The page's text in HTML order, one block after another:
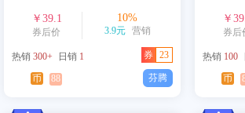
￥ 39.1
券后价
10%
3.9元 营销
热销 300+ 日销 1 券 23
币 88 芬腾
￥
券后
热销 100
币